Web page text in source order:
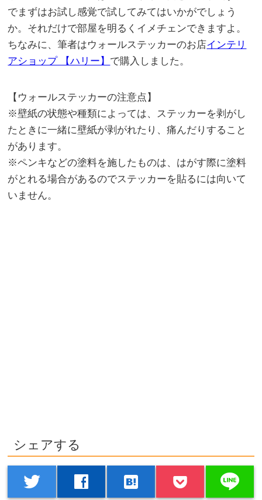
でまずはお試し感覚で試してみてはいかがでしょう
か。それだけで部屋を明るくイメチェンできますよ。
ちなみに、筆者はウォールステッカーのお店インテリ
アショップ 【ハリー】 で購入しました。
【ウォールステッカーの注意点】
※壁紙の状態や種類によっては、ステッカーを剥がし
たときに一緒に壁紙が剥がれたり、痛んだりすること
があります。
※ペンキなどの塗料を施したものは、はがす際に塗料
がとれる場合があるのでステッカーを貼るには向いて
いません。
シェアする
twitter facebook hatenabookmark line